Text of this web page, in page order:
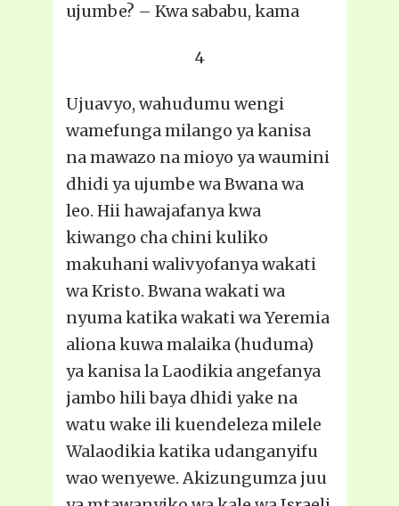
ujumbe? – Kwa sababu, kama
4
Ujuavyo, wahudumu wengi
wamefunga milango ya kanisa
na mawazo na mioyo ya waumini
dhidi ya ujumbe wa Bwana wa
leo. Hii hawajafanya kwa
kiwango cha chini kuliko
makuhani walivyofanya wakati
wa Kristo. Bwana wakati wa
nyuma katika wakati wa Yeremia
aliona kuwa malaika (huduma)
ya kanisa la Laodikia angefanya
jambo hili baya dhidi yake na
watu wake ili kuendeleza milele
Walaodikia katika udanganyifu
wao wenyewe. Akizungumza juu